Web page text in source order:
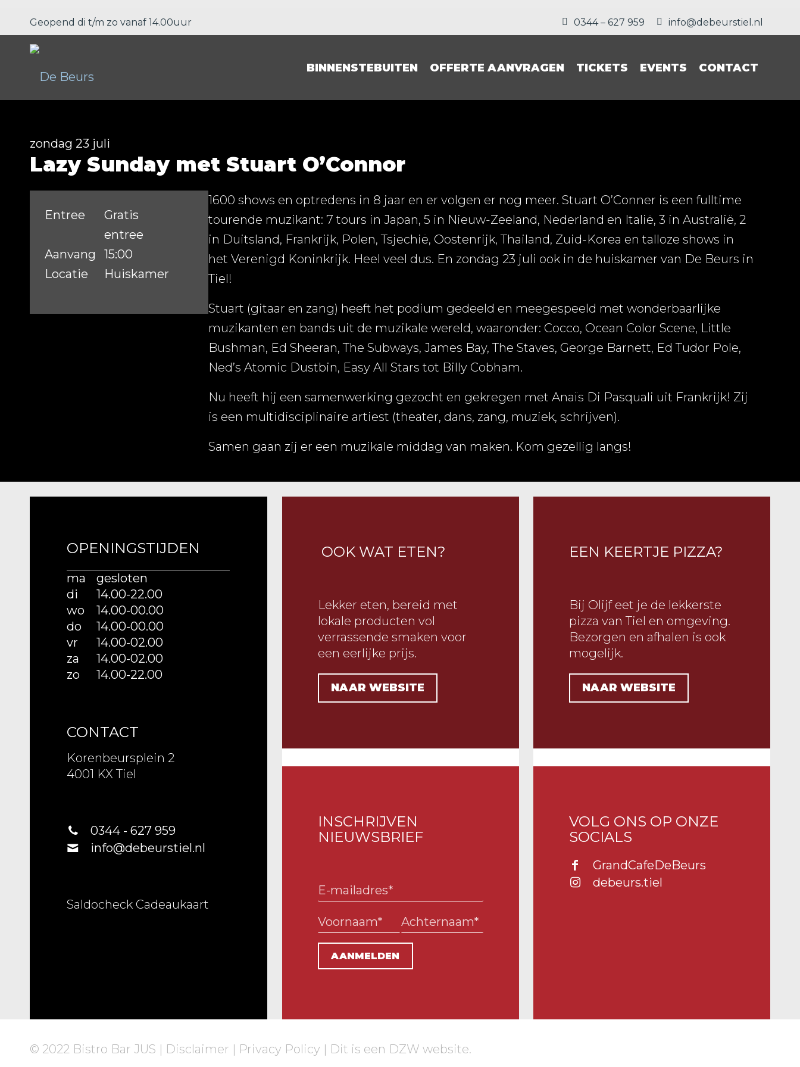
0344 – 627 959 info@debeurstiel.nl
Geopend di t/m zo vanaf 14.00uur
BINNENSTEBUITEN OFFERTE AANVRAGEN TICKETS EVENTS CONTACT
zondag 23 juli
Lazy Sunday met Stuart O’Connor
Entree
Gratis
entree
Aanvang
15:00
Locatie
Huiskamer
1600 shows en optredens in 8 jaar en er volgen er nog meer. Stuart O’Conner is een fulltime
tourende muzikant: 7 tours in Japan, 5 in Nieuw-Zeeland, Nederland en Italië, 3 in Australië, 2
in Duitsland, Frankrijk, Polen, Tsjechië, Oostenrijk, Thailand, Zuid-Korea en talloze shows in
het Verenigd Koninkrijk. Heel veel dus. En zondag 23 juli ook in de huiskamer van De Beurs in
Tiel!
Stuart (gitaar en zang) heeft het podium gedeeld en meegespeeld met wonderbaarlijke
muzikanten en bands uit de muzikale wereld, waaronder: Cocco, Ocean Color Scene, Little
Bushman, Ed Sheeran, The Subways, James Bay, The Staves, George Barnett, Ed Tudor Pole,
Ned’s Atomic Dustbin, Easy All Stars tot Billy Cobham.
Nu heeft hij een samenwerking gezocht en gekregen met Anaïs Di Pasquali uit Frankrijk! Zij
is een multidisciplinaire artiest (theater, dans, zang, muziek, schrijven).
Samen gaan zij er een muzikale middag van maken. Kom gezellig langs!
OPENINGSTIJDEN
ma
gesloten
di
14.00-22.00
wo
14.00-00.00
do
14.00-00.00
vr
14.00-02.00
za
14.00-02.00
zo
14.00-22.00
CONTACT
Korenbeursplein 2
4001 KX Tiel
0344 - 627 959
info@debeurstiel.nl
Saldocheck Cadeaukaart
OOK WAT ETEN?
Lekker eten, bereid met
lokale producten vol
verrassende smaken voor
een eerlijke prijs.
NAAR WEBSITE
INSCHRIJVEN
NIEUWSBRIEF
EEN KEERTJE PIZZA?
Bij Olijf eet je de lekkerste
pizza van Tiel en omgeving.
Bezorgen en afhalen is ook
mogelijk.
NAAR WEBSITE
VOLG ONS OP ONZE
SOCIALS
GrandCafeDeBeurs
debeurs.tiel
© 2022 Bistro Bar JUS | Disclaimer | Privacy Policy | Dit is een DZW website.